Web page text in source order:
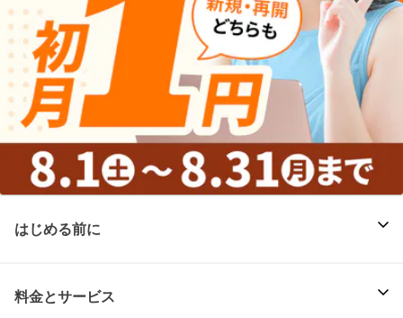
はじめる前に
料金とサービス